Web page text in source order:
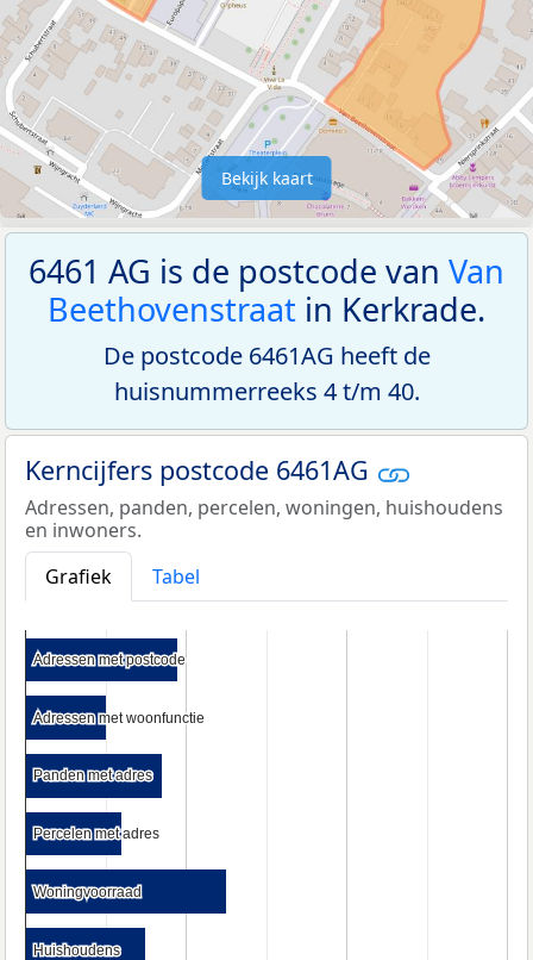
Bekijk kaart
6461 AG is de postcode van Van
Beethovenstraat in Kerkrade.
De postcode 6461AG heeft de
huisnummerreeks 4 t/m 40.
Kerncijfers postcode 6461AG
Adressen, panden, percelen, woningen, huishoudens
en inwoners.
Grafiek
Tabel
Adressen met postcode
Adressen met postcode
Adressen met woonfunctie
Adressen met woonfunctie
Panden met adres
Panden met adres
Percelen met adres
Percelen met adres
Woningvoorraad
Woningvoorraad
Huishoudens
Huishoudens